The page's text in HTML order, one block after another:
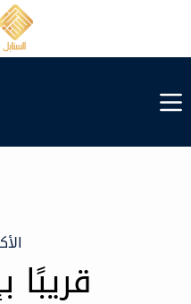
قريبًا